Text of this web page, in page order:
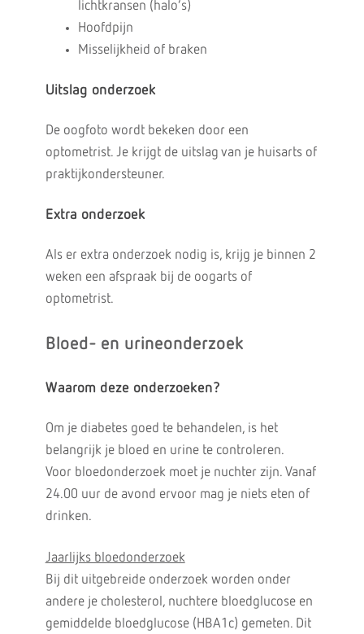
lichtkransen (halo’s)
Hoofdpijn
Misselijkheid of braken
Uitslag onderzoek
De oogfoto wordt bekeken door een
optometrist. Je krijgt de uitslag van je huisarts of
praktijkondersteuner.
Extra onderzoek
Als er extra onderzoek nodig is, krijg je binnen 2
weken een afspraak bij de oogarts of
optometrist.
Bloed- en urineonderzoek
Waarom deze onderzoeken?
Om je diabetes goed te behandelen, is het
belangrijk je bloed en urine te controleren.
Voor bloedonderzoek moet je nuchter zijn. Vanaf
24.00 uur de avond ervoor mag je niets eten of
drinken.
Jaarlijks bloedonderzoek
Bij dit uitgebreide onderzoek worden onder
andere je cholesterol, nuchtere bloedglucose en
gemiddelde bloedglucose (HBA1c) gemeten. Dit